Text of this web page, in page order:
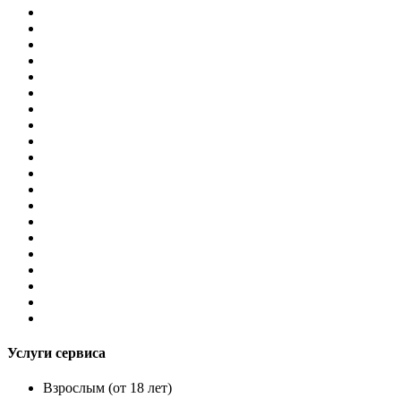
Услуги сервиса
Взрослым (от 18 лет)